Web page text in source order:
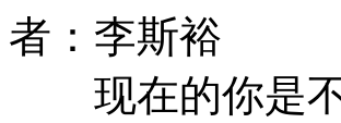
者：李斯裕
现在的你是不